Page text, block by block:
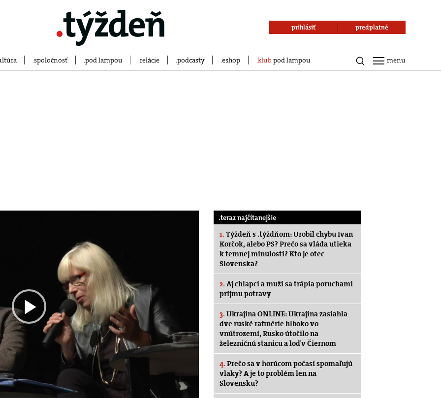
spoločnosť pod lampou relácie podcasty eshop klubpod lampou
prihlásiť predplatné
menu
Play
Video
.teraz najčítanejšie
1. Týždeň s .týždňom: Urobil chybu Ivan
Korčok, alebo PS? Prečo sa vláda utieka
k temnej minulosti? Kto je otec
Slovenska?
2. Aj chlapci a muži sa trápia poruchami
príjmu potravy
3. Ukrajina ONLINE: Ukrajina zasiahla
dve ruské rafinérie hlboko vo
vnútrozemí, Rusko útočilo na
železničnú stanicu a loď v Čiernom
4. Prečo sa v horúcom počasí spomaľujú
vlaky? A je to problém len na
Slovensku?